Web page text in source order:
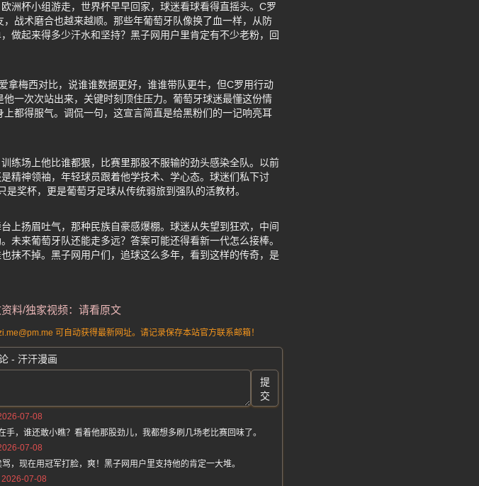
洲杯小组游走，世界杯早早回家，球迷看球看得直摇头。C罗
战术磨合也越来越顺。那些年葡萄牙队像换了血一样，从防
做起来得多少汗水和坚持？黑子网用户里肯定有不少老粉，回
拿梅西对比，说谁谁数据更好，谁谁带队更牛，但C罗用行动
一次次站出来，关键时刻顶住压力。葡萄牙球迷最懂这份情
都得服气。调侃一句，这宣言简直是给黑粉们的一记响亮耳
练场上他比谁都狠，比赛里那股不服输的劲头感染全队。以前
精神领袖，年轻球员跟着他学技术、学心态。球迷们私下讨
奖杯，更是葡萄牙足球从传统弱旅到强队的活教材。
上扬眉吐气，那种民族自豪感爆棚。球迷从失望到狂欢，中间
未来葡萄牙队还能走多远？答案可能还得看新一代怎么接棒。
抹不掉。黑子网用户们，追球这么多年，看到这样的传奇，是
料/独家视频：请看原文
可自动获得最新网址。请记录保存本站官方联系邮箱！
- 汗汗漫画
提
交
07-08
，谁还敢小瞧？看着他那股劲儿，我都想多刷几场老比赛回味了。
07-08
，现在用冠军打脸，爽！黑子网用户里支持他的肯定一大堆。
2026-07-08